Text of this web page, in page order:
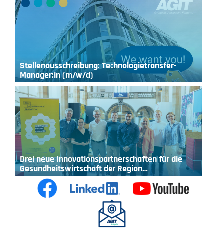
Stellenausschreibung: Technologietransfer-
Manager:in (m/w/d)
Drei neue Innovationspartnerschaften für die
Gesundheitswirtschaft der Region…